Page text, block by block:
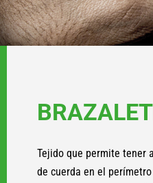
Tejido que permite tener
de cuerda en el